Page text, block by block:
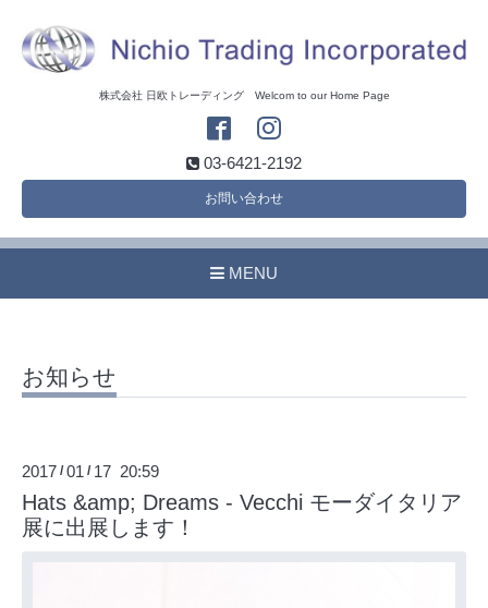
株式会社 日欧トレーディング Welcom to our Home Page
03-6421-2192
お問い合わせ
MENU
お知らせ
2017 /01 / 17 20:59
Hats &amp; Dreams - Vecchi モーダイタリア
展に出展します！